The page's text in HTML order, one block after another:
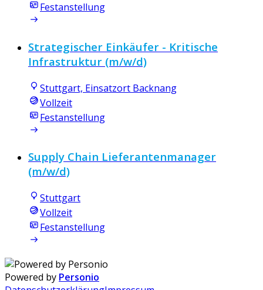
Festanstellung
Strategischer Einkäufer - Kritische
Infrastruktur (m/w/d)
Stuttgart, Einsatzort Backnang
Vollzeit
Festanstellung
Supply Chain Lieferantenmanager
(m/w/d)
Stuttgart
Vollzeit
Festanstellung
Powered by Personio